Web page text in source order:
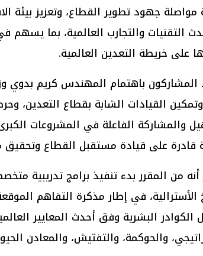
جهود تطوير القطاع، وتعزيز بيئة
التقنيات والتجارب العالمية، بما
على خريطة التعدين العالمية.
المشاركون باهتمام المهندس كريم بدوي
القيادات الشابة بقطاع التعدين،
والمشاركة الفاعلة في المشروعات
قادرة على قيادة مستقبل القطاع وتحقيق
من المقرر بدء تنفيذ برامج تدريبية
الأسترالية، في إطار مذكرة التفاهم
الكوادر البشرية وفق أحدث المعايير
والحوكمة، والتفتيش، والمعادن